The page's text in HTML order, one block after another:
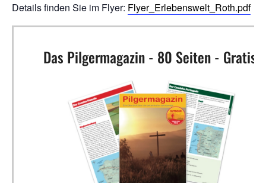
Details finden Sie im Flyer: Flyer_Erlebenswelt_Roth.pdf
Das Pilgermagazin - 80 Seiten - Gratis!